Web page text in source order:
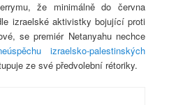
že minimálně do června
izraelské aktivistky bojující proti
se premiér Netanyahu nechce
izraelsko-palestinských
ze své předvolební rétoriky.